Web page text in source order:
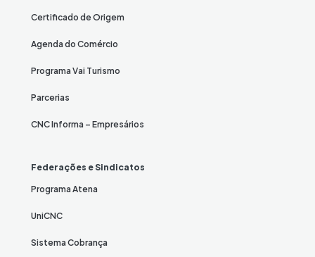
Certificado de Origem
Agenda do Comércio
Programa Vai Turismo
Parcerias
CNC Informa – Empresários
Federações e Sindicatos
Programa Atena
UniCNC
Sistema Cobrança